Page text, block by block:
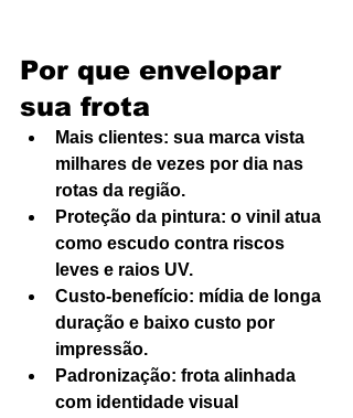
Por que envelopar
sua frota
Mais clientes: sua marca vista
milhares de vezes por dia nas
rotas da região.
Proteção da pintura: o vinil atua
como escudo contra riscos
leves e raios UV.
Custo-benefício: mídia de longa
duração e baixo custo por
impressão.
Padronização: frota alinhada
com identidade visual